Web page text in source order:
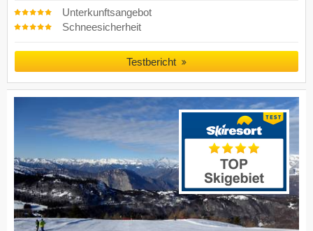
Unterkunftsangebot
Schneesicherheit
Testbericht